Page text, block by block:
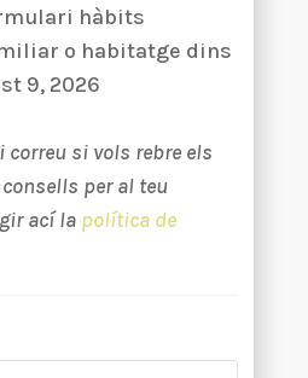
hàbits
o habitatge dins
9, 2026
si vols rebre els
per al teu
ací la política de